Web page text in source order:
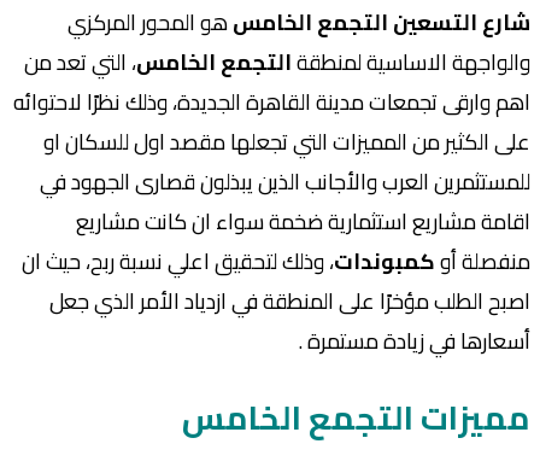
شارع التسعين التجمع الخامسهو المحور المركزي
والواجهة الاساسية لمنطقةالتجمع الخامس، التي تعد من
اهم وارقى تجمعات مدينة القاهرة الجديدة، وذلك نظرًا لاحتوائه
على الكثير من المميزات التي تجعلها مقصد اول للسكان او
للمستثمرين العرب والأجانب الذين يبذلون قصارى الجهود في
اقامة مشاريع استثمارية ضخمة سواء ان كانت مشاريع
منفصلة أوكمبوندات، وذلك لتحقيق اعلي نسبة ربح، حيث ان
اصبح الطلب مؤخرًا على المنطقة في ازدياد الأمر الذي جعل
أسعارها في زيادة مستمرة .
مميزات التجمع الخامس